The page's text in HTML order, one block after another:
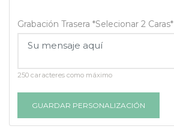
Grabación Trasera *Selecionar 2 Caras*
250 caracteres como máximo
GUARDAR PERSONALIZACIÓN